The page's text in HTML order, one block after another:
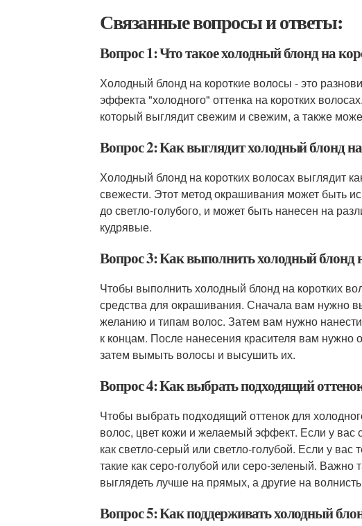
Связанные вопросы и ответы:
Вопрос 1: Что такое холодный блонд на
Холодный блонд на короткие волосы - это
эффекта "холодного" оттенка на коротких
который выглядит свежим и свежим, а также
Вопрос 2: Как выглядит холодный блонд
Холодный блонд на коротких волосах выглядит
свежести. Этот метод окрашивания может быть
до светло-голубого, и может быть нанесен на
кудрявые.
Вопрос 3: Как выполнить холодный блонд
Чтобы выполнить холодный блонд на коротких
средства для окрашивания. Сначала вам нужно
желанию и типам волос. Затем вам нужно
к концам. После нанесения красителя вам нужно
затем вымыть волосы и высушить их.
Вопрос 4: Как выбрать подходящий
Чтобы выбрать подходящий оттенок для
волос, цвет кожи и желаемый эффект. Если у вас
как светло-серый или светло-голубой. Если у
такие как серо-голубой или серо-зеленый. Важно
выглядеть лучше на прямых, а другие на
Вопрос 5: Как поддерживать холодный